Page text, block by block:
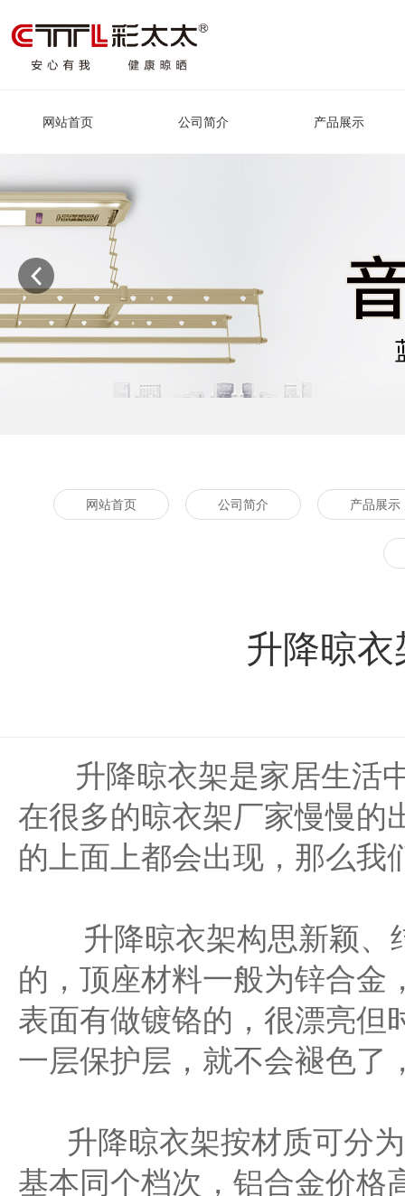
网站首页 公司简介 产品展示
网站首页 公司简介 产品展示
升降晾
升降晾衣架是家居生活中
在很多的晾衣架厂家慢慢的
的上面上都会出现，那么我
升降晾衣架构思新颖、
的，顶座材料一般为锌合金
表面有做镀铬的，很漂亮但
一层保护层，就不会褪色了
升降晾衣架按材质可分为
基本同个档次，铝合金价格